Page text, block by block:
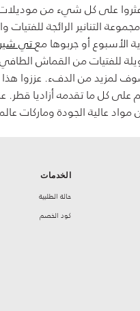
على كل شيء من موديلات
التنانير الرائجة
الأسبوع أو جربوها معتي
للفتيات من القماش
لمزيد من الدفء. عززوا
كل ما تقدمه أزاديا
عالية الجودة وماركات
الخدمات
حالة الطلبية
كود الخصم